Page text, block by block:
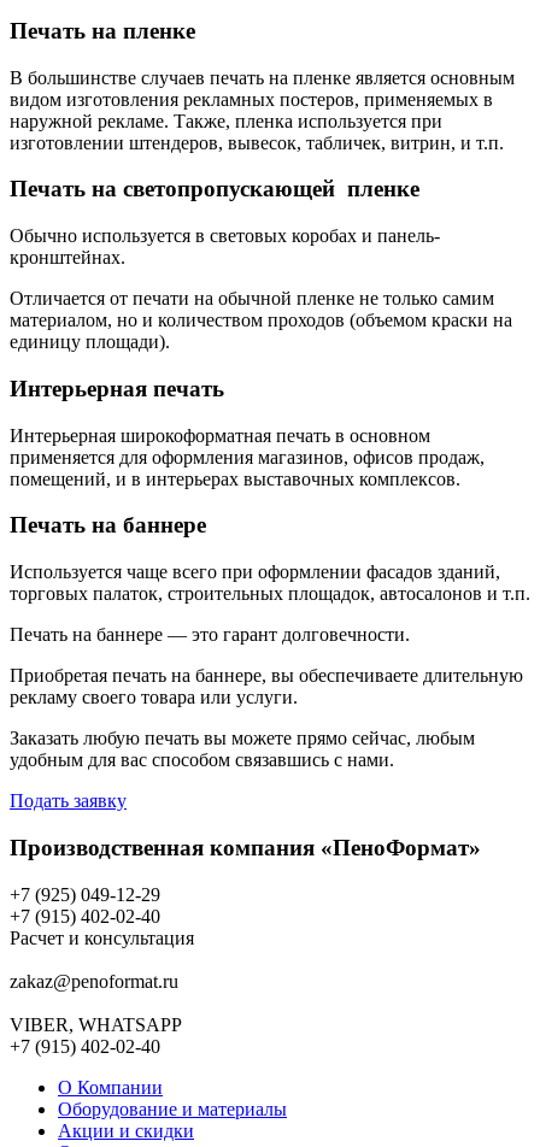
Печать на пленке
В большинстве случаев печать на пленке является основным
видом изготовления рекламных постеров, применяемых в
наружной рекламе. Также, пленка используется при
изготовлении штендеров, вывесок, табличек, витрин, и т.п.
Печать на светопропускающей пленке
Обычно используется в световых коробах и панель-
кронштейнах.
Отличается от печати на обычной пленке не только самим
материалом, но и количеством проходов (объемом краски на
единицу площади).
Интерьерная печать
Интерьерная широкоформатная печать в основном
применяется для оформления магазинов, офисов продаж,
помещений, и в интерьерах выставочных комплексов.
Печать на баннере
Используется чаще всего при оформлении фасадов зданий,
торговых палаток, строительных площадок, автосалонов и т.п.
Печать на баннере — это гарант долговечности.
Приобретая печать на баннере, вы обеспечиваете длительную
рекламу своего товара или услуги.
Заказать любую печать вы можете прямо сейчас, любым
удобным для вас способом связавшись с нами.
Подать заявку
Производственная компания «ПеноФормат»
+7 (925) 049-12-29
+7 (915) 402-02-40
Расчет и консультация
zakaz@penoformat.ru
VIBER, WHATSAPP
+7 (915) 402-02-40
О Компании
Оборудование и материалы
Акции и скидки